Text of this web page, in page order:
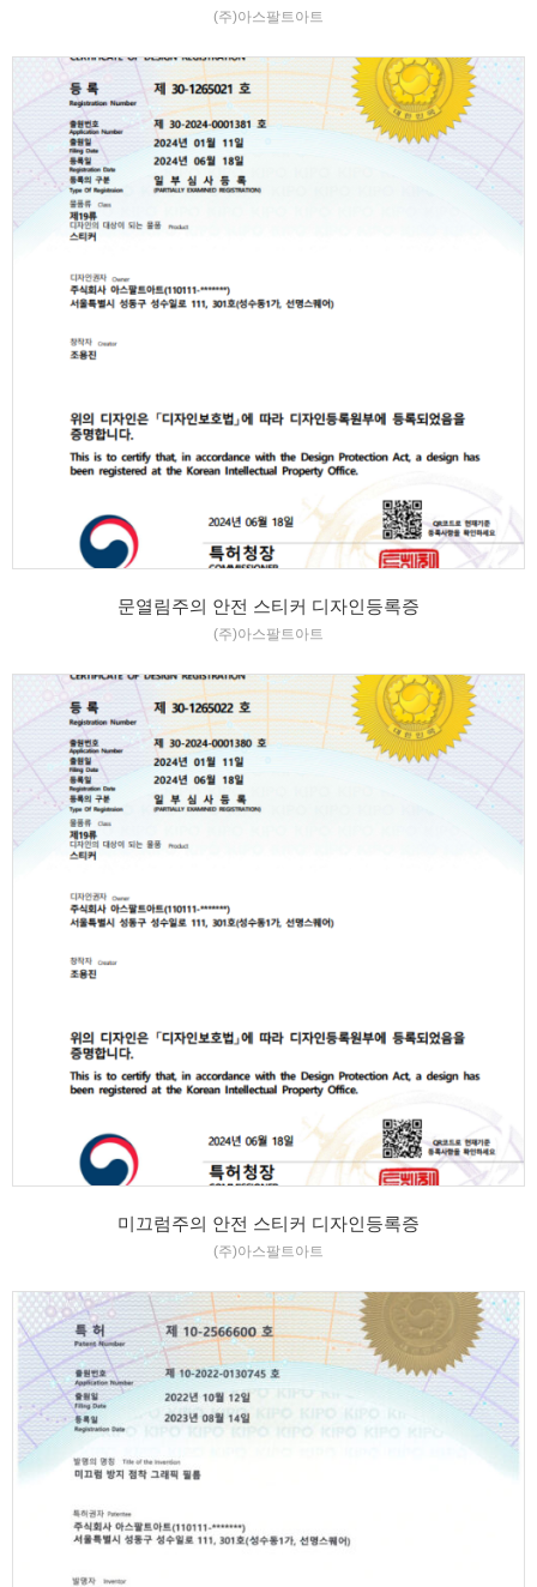
(주)아스팔트아트
문열림주의 안전 스티커 디자인등록증
(주)아스팔트아트
미끄럼주의 안전 스티커 디자인등록증
(주)아스팔트아트